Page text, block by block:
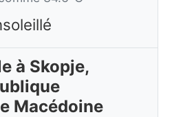
à Skopje,
Macédoine